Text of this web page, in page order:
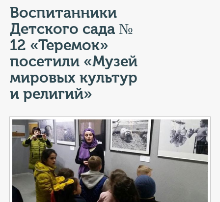
ТУРИСТАМ
КОНТАКТЫ
ГЕРОИ Z
СЛУЖБА ПО КОНТРАКТУ
Воспитанники
Детского сада №
12 «Теремок»
посетили «Музей
мировых культур
и религий»